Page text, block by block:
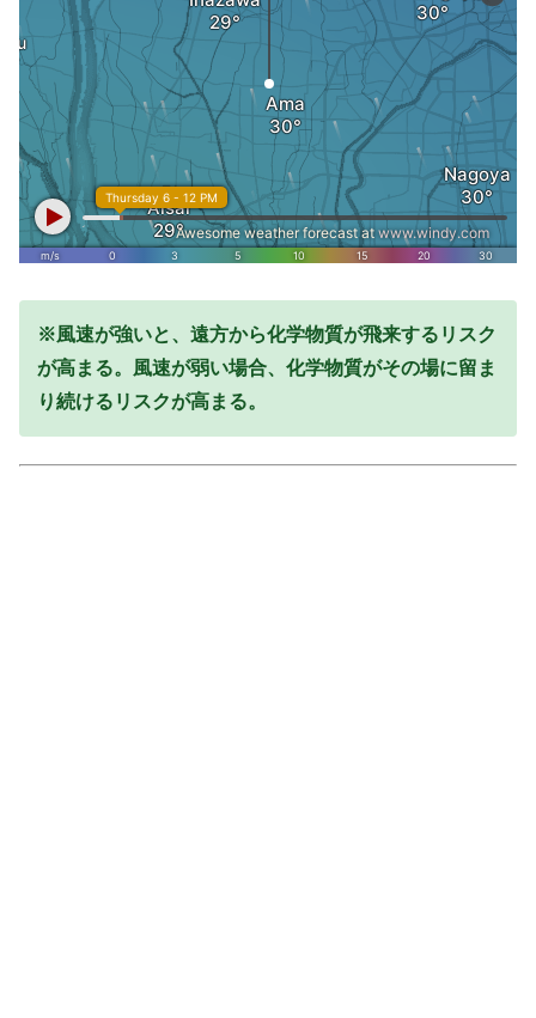
※風速が強いと、遠方から化学物質が飛来するリスク
が高まる。風速が弱い場合、化学物質がその場に留ま
り続けるリスクが高まる。